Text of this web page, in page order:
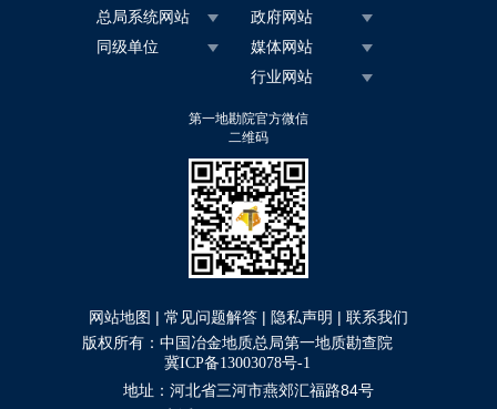
总局系统网站
同级单位
政府网站
媒体网站
行业网站
第一地勘院官方微信
二维码
网站地图 | 常见问题解答 | 隐私声明 | 联系我们
版权所有：中国冶金地质总局第一地质勘查院
冀ICP备13003078号-1
地址：河北省三河市燕郊汇福路84号